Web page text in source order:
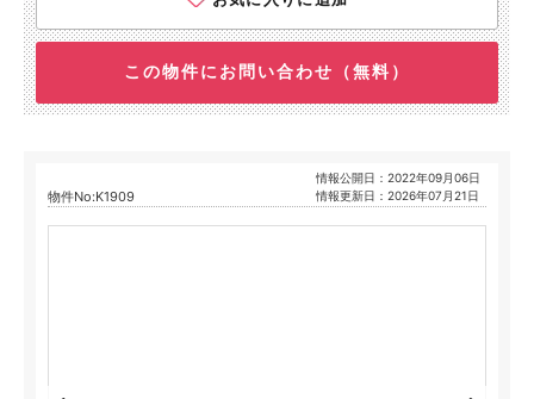
この物件にお問い合わせ（無料）
物件No:K1909
情報公開日：2022年09月06日
情報更新日：2026年07月21日